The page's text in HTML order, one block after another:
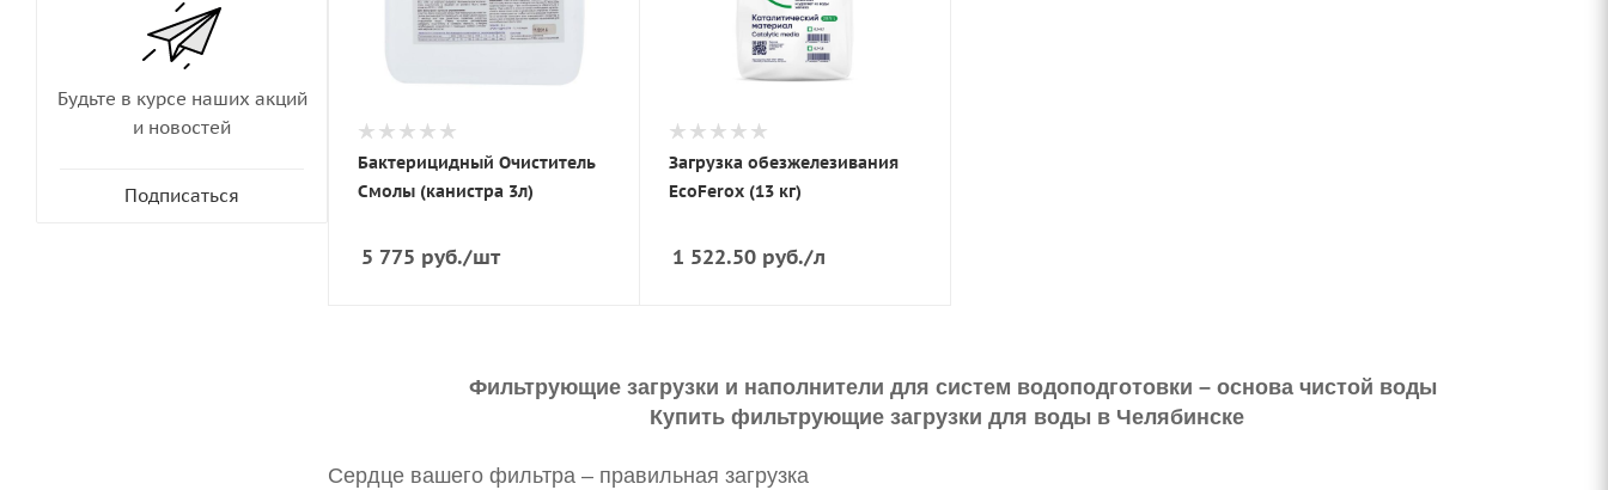
Бактерицидный Очиститель
Смолы (канистра 3л)
5 775 руб./шт
Загрузка обезжелезивания
EcoFerox (13 кг)
1 522.50руб./л
Фильтрующие загрузки и наполнители для систем водоподготовки – основа чистой воды
Купить фильтрующие загрузки для воды в Челябинске
Сердце вашего фильтра – правильная загрузка
Будьте в курсе наших акций
и новостей
Подписаться